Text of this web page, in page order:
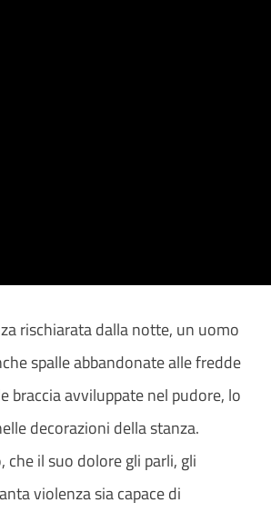
rischiarata dalla notte, un uomo
spalle abbandonate alle fredde
braccia avviluppate nel pudore, lo
decorazioni della stanza.
che il suo dolore gli parli, gli
violenza sia capace di